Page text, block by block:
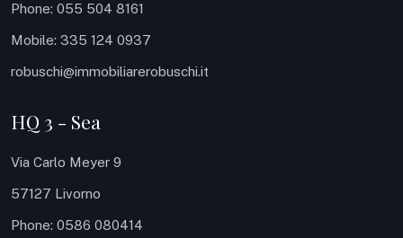
Phone: 055 504 8161
Mobile: 335 124 0937
robuschi@immobiliarerobuschi.it
HQ 3 - Sea
Via Carlo Meyer 9
57127 Livorno
Phone: 0586 080414